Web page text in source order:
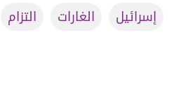
إسرائيل
الغارات التزام